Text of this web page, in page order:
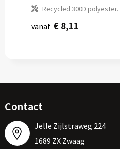
Recycled 300D polyester.
vanaf € 8,11
Contact
Jelle Zijlstraweg 224
1689 ZX Zwaag